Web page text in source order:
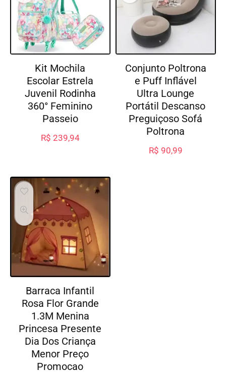
Kit Mochila
Escolar Estrela
Juvenil Rodinha
360° Feminino
Passeio
R$ 239,94
Conjunto Poltrona
e Puff Inflável
Ultra Lounge
Portátil Descanso
Preguiçoso Sofá
Poltrona
R$ 90,99
Barraca Infantil
Rosa Flor Grande
1.3M Menina
Princesa Presente
Dia Dos Criança
Menor Preço
Promocao